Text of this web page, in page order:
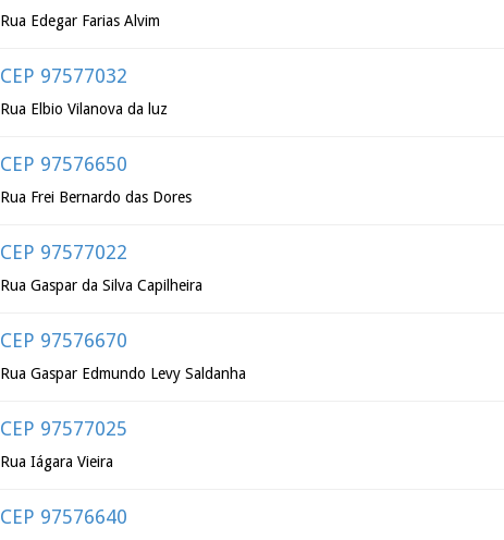
Rua Edegar Farias Alvim
CEP 97577032
Rua Elbio Vilanova da luz
CEP 97576650
Rua Frei Bernardo das Dores
CEP 97577022
Rua Gaspar da Silva Capilheira
CEP 97576670
Rua Gaspar Edmundo Levy Saldanha
CEP 97577025
Rua Iágara Vieira
CEP 97576640